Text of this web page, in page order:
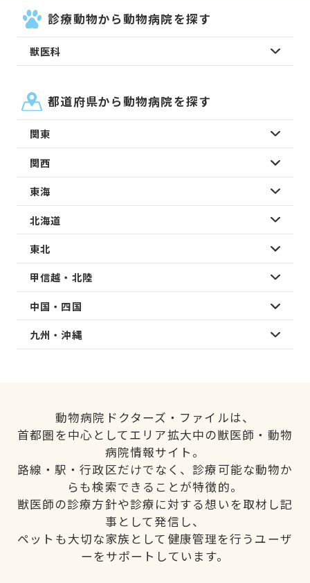
診療動物から動物病院を探す
獣医科
都道府県から動物病院を探す
関東
関西
東海
北海道
東北
甲信越・北陸
中国・四国
九州・沖縄
動物病院ドクターズ・ファイルは、
首都圏を中心としてエリア拡大中の獣医師・動物
病院情報サイト。
路線・駅・行政区だけでなく、診療可能な動物か
らも検索できることが特徴的。
獣医師の診療方針や診療に対する想いを取材し記
事として発信し、
ペットも大切な家族として健康管理を行うユーザ
ーをサポートしています。